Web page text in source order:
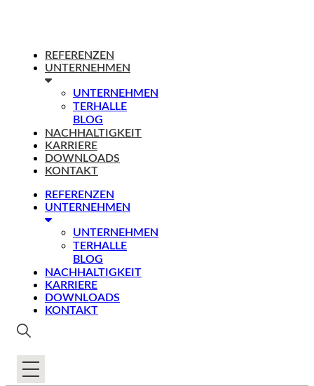
REFERENZEN
UNTERNEHMEN
UNTERNEHMEN
TERHALLE
BLOG
NACHHALTIGKEIT
KARRIERE
DOWNLOADS
KONTAKT
REFERENZEN
UNTERNEHMEN
UNTERNEHMEN
TERHALLE
BLOG
NACHHALTIGKEIT
KARRIERE
DOWNLOADS
KONTAKT